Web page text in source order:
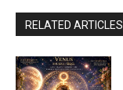
RELATED ARTICLES